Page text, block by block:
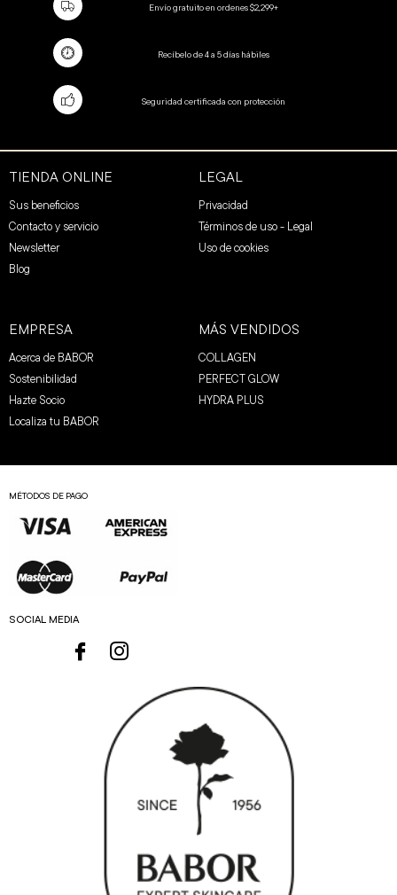
Envío gratuito en ordenes $2,299+
Recíbelo de 4 a 5 días hábiles
Seguridad certificada con protección
TIENDA ONLINE
Sus beneficios
Contacto y servicio
Newsletter
Blog
LEGAL
Privacidad
Términos de uso - Legal
Uso de cookies
EMPRESA
Acerca de BABOR
Sostenibilidad
Hazte Socio
Localiza tu BABOR
MÁS VENDIDOS
COLLAGEN
PERFECT GLOW
HYDRA PLUS
MÉTODOS DE PAGO
SOCIAL MEDIA